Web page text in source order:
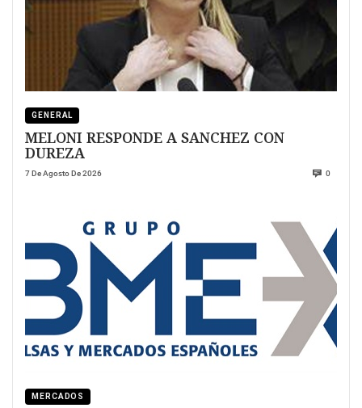
GENERAL
MELONI RESPONDE A SANCHEZ CON
DUREZA
7 De Agosto De 2026 0
MERCADOS